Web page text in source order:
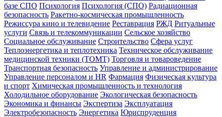
базе СПО Психология Психология (СПО) Радиационная
безопасность Ракетно-космическая промышленность
Режиссура кино и телевидение Реставрация РЖД Ритуальные
услуги Связь и телекоммуникации Сельское хозяйство
Социальное обслуживание Строительство Сфера услуг
Теплоэнергетика и теплотехника Техническое обслуживание
медицинской техники (ТОМТ) Торговля и товароведение
Транспортная безопасность Управление и администрирование
Управление персоналом и HR Фармация Физическая культура
и спорт Химическая промышленность и технология
Холодильное оборудование Экологическая безопасность
Экономика и финансы Экспертиза Эксплуатация
Электробезопасность Энергетика Юриспруденция